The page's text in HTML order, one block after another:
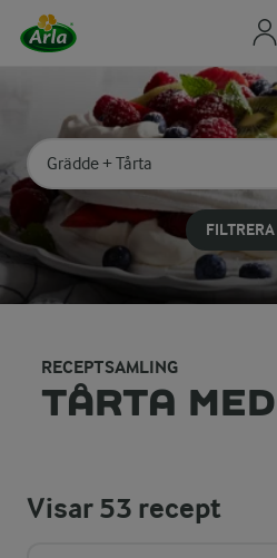
Sök på kategori eller ingrediens
Skriv in sökord för att få förslag
FILTRERA
RECEPTSAMLING
TÅRTA
Visar53 recept